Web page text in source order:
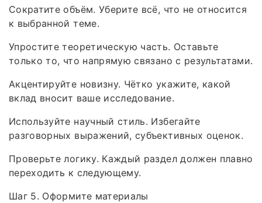
Сократите объём. Уберите всё, что не относится
к выбранной теме.
Упростите теоретическую часть. Оставьте
только то, что напрямую связано с результатами.
Акцентируйте новизну. Чётко укажите, какой
вклад вносит ваше исследование.
Используйте научный стиль. Избегайте
разговорных выражений, субъективных оценок.
Проверьте логику. Каждый раздел должен плавно
переходить к следующему.
Шаг 5. Оформите материалы